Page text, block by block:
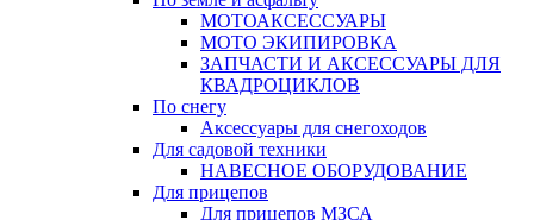
МОТОАКСЕССУАРЫ
МОТО ЭКИПИРОВКА
ЗАПЧАСТИ И АКСЕССУАРЫ ДЛЯ
КВАДРОЦИКЛОВ
По снегу
Аксессуары для снегоходов
Для садовой техники
НАВЕСНОЕ ОБОРУДОВАНИЕ
Для прицепов
Для прицепов МЗСА